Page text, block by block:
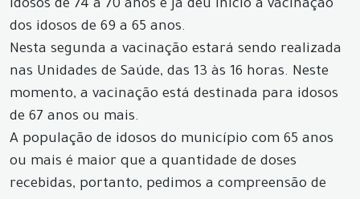
idosos de 74 a 70 anos e já deu inicio a vacinação
dos idosos de 69 a 65 anos.
Nesta segunda a vacinação estará sendo realizada
nas Unidades de Saúde, das 13 às 16 horas. Neste
momento, a vacinação está destinada para idosos
de 67 anos ou mais.
A população de idosos do município com 65 anos
ou mais é maior que a quantidade de doses
recebidas, portanto, pedimos a compreensão de